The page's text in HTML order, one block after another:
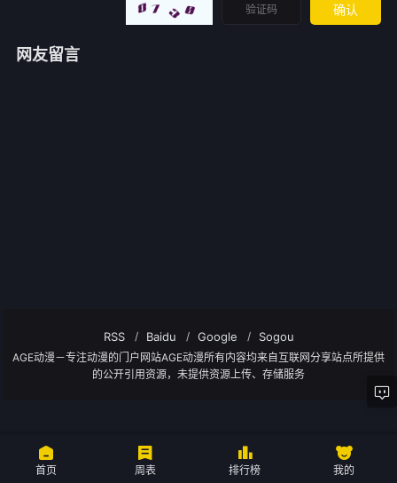
确认
网友留言
首页 周表 排行榜 我的
RSS Baidu Google Sogou
AGE动漫－专注动漫的门户网站AGE动漫所有内容均来自互联网分享站点所提供
的公开引用资源，未提供资源上传、存储服务